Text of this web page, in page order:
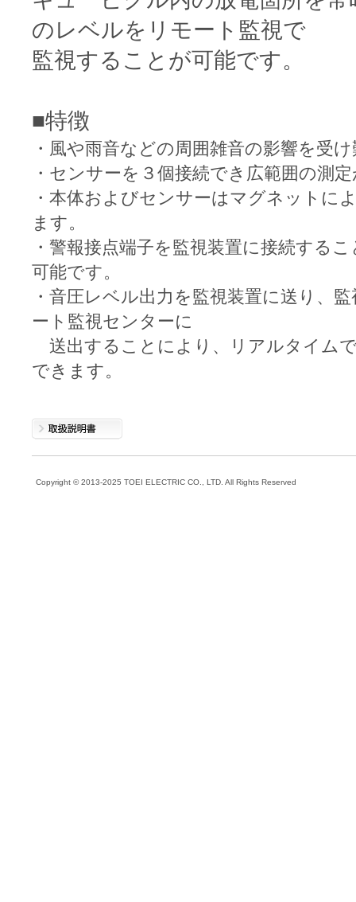
のレベルをリモート監視で
監視することが可能です。
■特徴
・風や雨音などの周囲雑音の影響を受
・センサーを３個接続でき広範囲の測
・本体およびセンサーはマグネットに
ます。
・警報接点端子を監視装置に接続する
可能です。
・音圧レベル出力を監視装置に送り、
ート監視センターに
送出することにより、リアルタイム
できます。
Copyright © 2013-2025 TOEI ELECTRIC CO., LTD. All Rights Reserved